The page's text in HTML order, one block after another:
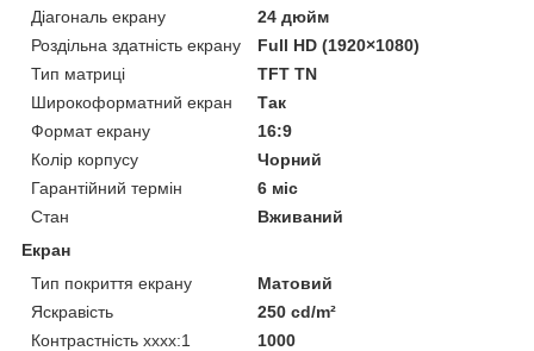
Діагональ екрану
24 дюйм
Роздільна здатність екрану
Full HD (1920×1080)
Тип матриці
TFT TN
Широкоформатний екран
Так
Формат екрану
16:9
Колір корпусу
Чорний
Гарантійний термін
6 міс
Стан
Вживаний
Екран
Тип покриття екрану
Матовий
Яскравість
250 cd/m²
Контрастність хххх:1
1000